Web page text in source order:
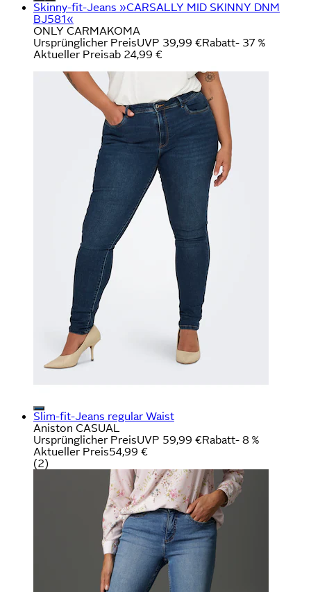
Skinny-fit-Jeans »CARSALLY MID SKINNY DNM
BJ581«
ONLY CARMAKOMA
Ursprünglicher PreisUVP 39,99 €Rabatt- 37 %
Aktueller Preisab 24,99 €
Slim-fit-Jeans regular Waist
Aniston CASUAL
Ursprünglicher PreisUVP 59,99 €Rabatt- 8 %
Aktueller Preis54,99 €
(2)